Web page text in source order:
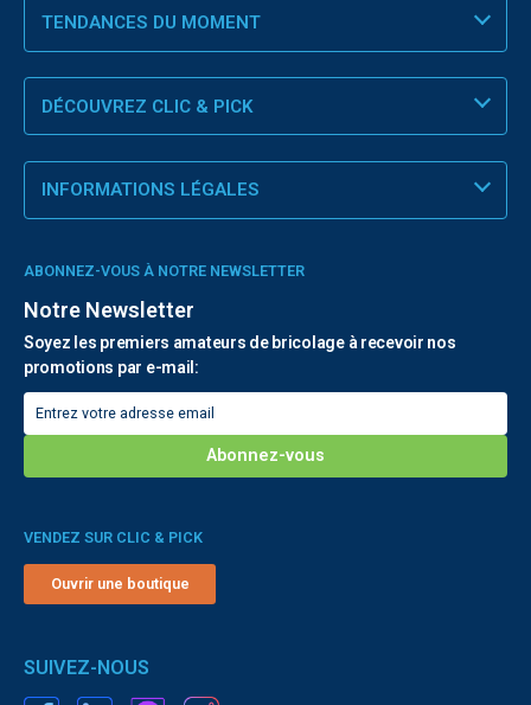
TENDANCES DU MOMENT
DÉCOUVREZ CLIC & PICK
INFORMATIONS LÉGALES
ABONNEZ-VOUS À NOTRE NEWSLETTER
Notre Newsletter
Soyez les premiers amateurs de bricolage à recevoir nos
promotions par e-mail:
VENDEZ SUR CLIC & PICK
Ouvrir une boutique
SUIVEZ-NOUS